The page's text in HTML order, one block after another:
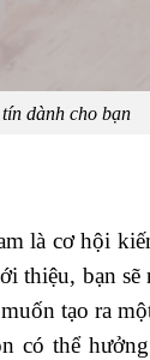
dành cho bạn
là cơ hội
thiệu, bạn sẽ
tạo ra
có thể